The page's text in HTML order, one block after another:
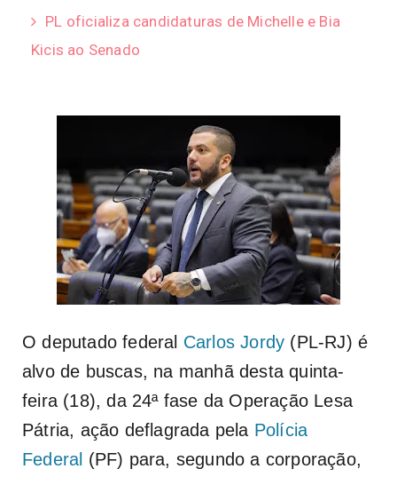
PL oficializa candidaturas de Michelle e Bia
Kicis ao Senado
O deputado federal Carlos Jordy (PL-RJ) é
alvo de buscas, na manhã desta quinta-
feira (18), da 24ª fase da Operação Lesa
Pátria, ação deflagrada pela Polícia
Federal (PF) para, segundo a corporação,